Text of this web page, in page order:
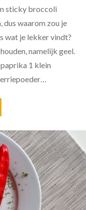
sticky broccoli
dus waarom zou je
wat je lekker vindt?
namelijk geel.
1 klein